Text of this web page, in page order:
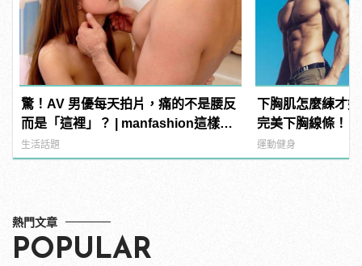
驚！AV 男優每天拍片，痛的不是腰反
而是「這裡」？ | manfashion這樣變
型男
生活話題
下胸肌怎麼練才
完美下胸線條！ |
型男
運動健身
熱門文章
POPULAR